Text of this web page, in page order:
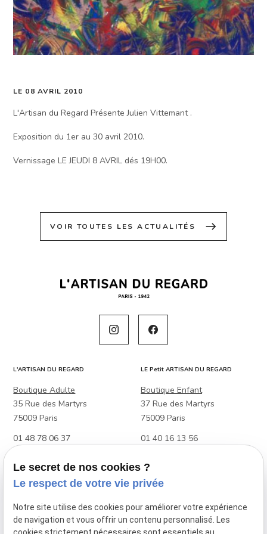
LE 08 AVRIL 2010
L'Artisan du Regard Présente Julien Vittemant .
Exposition du 1er au 30 avril 2010.
Vernissage LE JEUDI 8 AVRIL dés 19H00.
VOIR TOUTES LES ACTUALITÉS east
L'ARTISAN DU REGARD
Boutique Adulte
35 Rue des Martyrs
75009 Paris
01 48 78 06 37
Boutique Adulte & Enfant
88 Rue Raymond Losserand
01 45 39 27 48
LE Petit ARTISAN DU REGARD
Boutique Enfant
37 Rue des Martyrs
75009 Paris
01 40 16 13 56
Le secret de nos cookies ?
Le respect de votre vie privée
Notre site utilise des cookies pour améliorer votre expérience
de navigation et vous offrir un contenu personnalisé. Les